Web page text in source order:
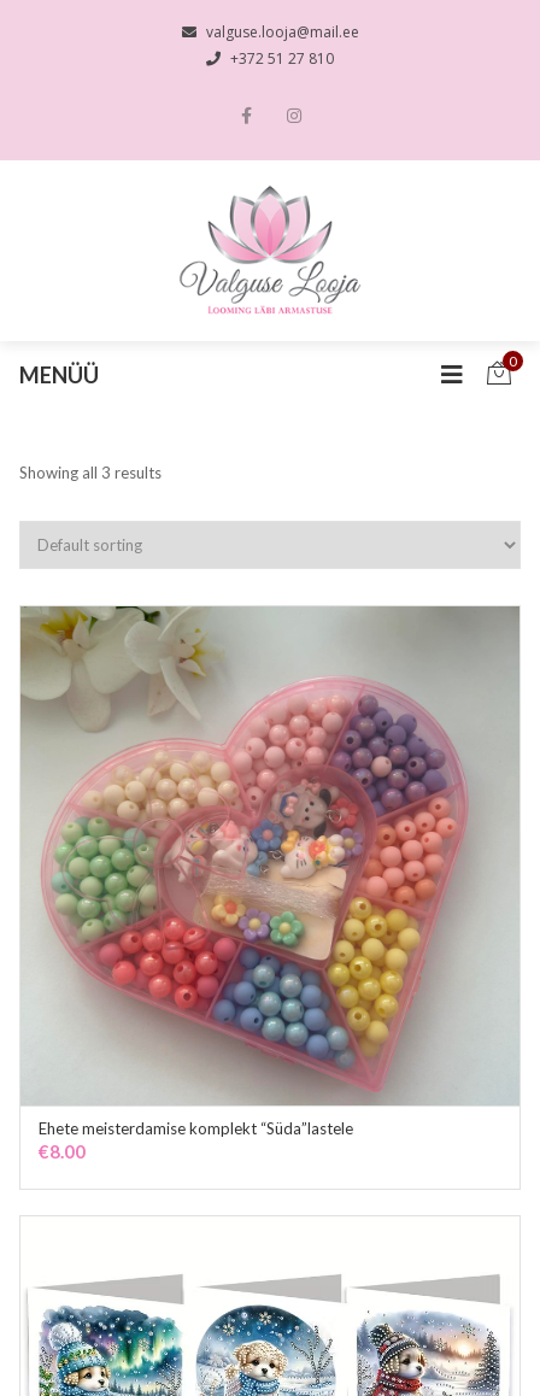
valguse.looja@mail.ee
+372 51 27 810
MENÜÜ
0
Showing all 3 results
ADD TO CART
Ehete meisterdamise komplekt “Süda”lastele
€8.00